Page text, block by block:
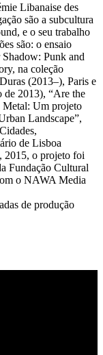
Libanaise des
são a subcultura
e o seu trabalho
são: o ensaio
Punk and
na coleção
(2013–), Paris e
de 2013), “Are the
Metal: Um projeto
Landscape”,
de Lisboa
o projeto foi
Fundação Cultural
o NAWA Media
de produção